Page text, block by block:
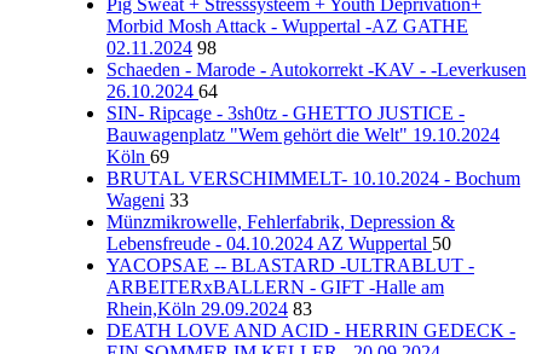
Pig Sweat + Stresssysteem + Youth Deprivation+
Morbid Mosh Attack - Wuppertal -AZ GATHE
02.11.2024 98
Schaeden - Marode - Autokorrekt -KAV - -Leverkusen
26.10.2024 64
SIN- Ripcage - 3sh0tz - GHETTO JUSTICE -
Bauwagenplatz "Wem gehört die Welt" 19.10.2024
Köln 69
BRUTAL VERSCHIMMELT- 10.10.2024 - Bochum
Wageni 33
Münzmikrowelle, Fehlerfabrik, Depression &
Lebensfreude - 04.10.2024 AZ Wuppertal 50
YACOPSAE -- BLASTARD -ULTRABLUT -
ARBEITERxBALLERN - GIFT -Halle am
Rhein,Köln 29.09.2024 83
DEATH LOVE AND ACID - HERRIN GEDECK -